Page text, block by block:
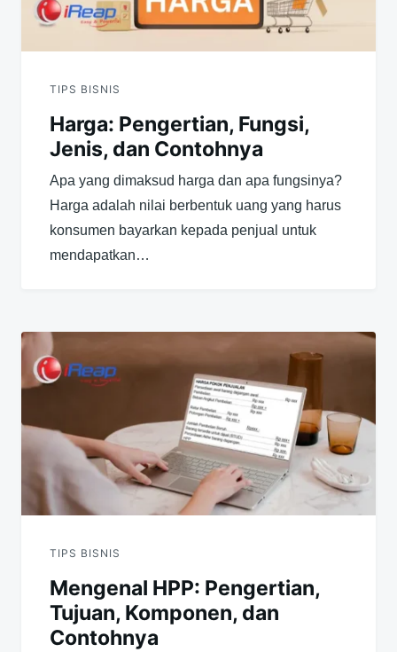
TIPS BISNIS
Harga: Pengertian, Fungsi,
Jenis, dan Contohnya
Apa yang dimaksud harga dan apa fungsinya?
Harga adalah nilai berbentuk uang yang harus
konsumen bayarkan kepada penjual untuk
mendapatkan…
TIPS BISNIS
Mengenal HPP: Pengertian,
Tujuan, Komponen, dan
Contohnya